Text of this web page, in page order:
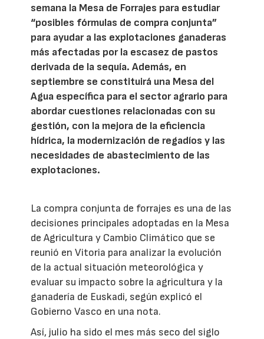
semana la Mesa de Forrajes para estudiar
“posibles fórmulas de compra conjunta”
para ayudar a las explotaciones ganaderas
más afectadas por la escasez de pastos
derivada de la sequía. Además, en
septiembre se constituirá una Mesa del
Agua específica para el sector agrario para
abordar cuestiones relacionadas con su
gestión, con la mejora de la eficiencia
hídrica, la modernización de regadíos y las
necesidades de abastecimiento de las
explotaciones.
La compra conjunta de forrajes es una de las
decisiones principales adoptadas en la Mesa
de Agricultura y Cambio Climático que se
reunió en Vitoria para analizar la evolución
de la actual situación meteorológica y
evaluar su impacto sobre la agricultura y la
ganadería de Euskadi, según explicó el
Gobierno Vasco en una nota.
Así, julio ha sido el mes más seco del siglo